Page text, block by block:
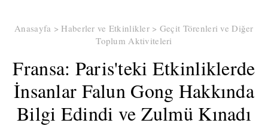
Anasayfa > Haberler ve Etkinlikler > Geçit Törenleri ve Diğer
Toplum Aktiviteleri
Fransa: Paris'teki Etkinliklerde
İnsanlar Falun Gong Hakkında
Bilgi Edindi ve Zulmü Kınadı